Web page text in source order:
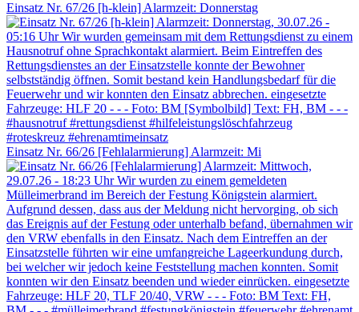
Einsatz Nr. 67/26 [h-klein] Alarmzeit: Donnerstag
Einsatz Nr. 66/26 [Fehlalarmierung] Alarmzeit: Mi